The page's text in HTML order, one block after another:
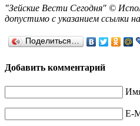
"Зейские Вести Сегодня" ©
допустимо с указанием ссылки
Поделиться…
Добавить комментарий
E-